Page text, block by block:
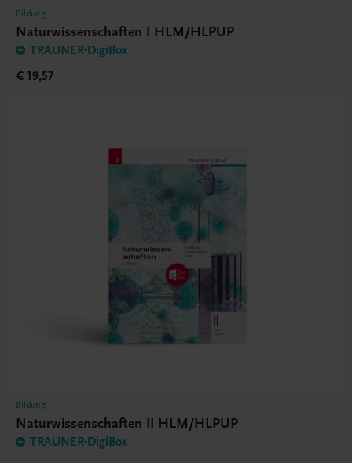
Bildung
Naturwissenschaften I HLM/HLPUP
TRAUNER-DigiBox
€ 19,57
Bildung
Naturwissenschaften II HLM/HLPUP
TRAUNER-DigiBox